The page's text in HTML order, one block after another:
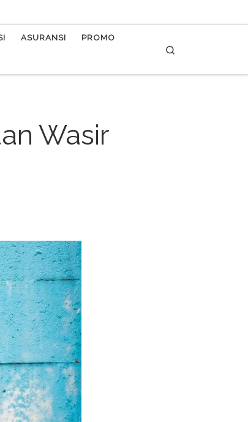
ASURANSI PROMO
Wasir